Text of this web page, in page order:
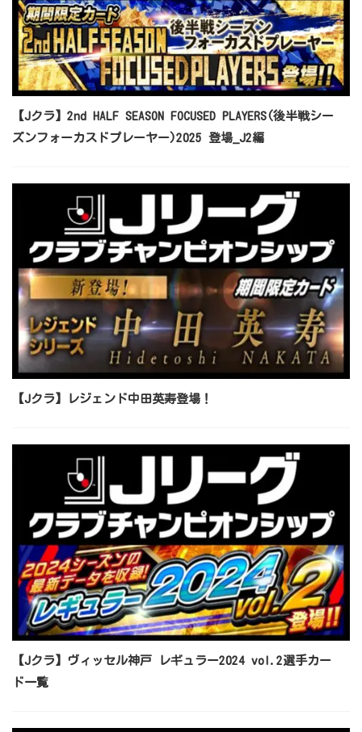
【Jクラ】2nd HALF SEASON FOCUSED PLAYERS(後半戦シー
ズンフォーカスドプレーヤー)2025 登場_J2編
【Jクラ】レジェンド中田英寿登場！
【Jクラ】ヴィッセル神戸 レギュラー2024 vol.2選手カー
ド一覧